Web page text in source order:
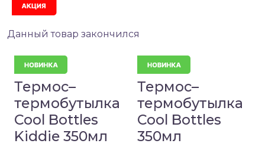
Данный товар закончился
Термос–
термобутылка
Cool Bottles
Kiddie 350мл
Термос–
термобутылка
Cool Bottles
350мл